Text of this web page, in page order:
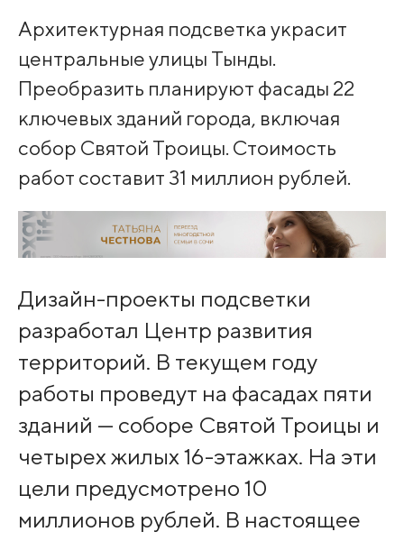
Архитектурная подсветка украсит
центральные улицы Тынды.
Преобразить планируют фасады 22
ключевых зданий города, включая
собор Святой Троицы. Стоимость
работ составит 31 миллион рублей.
Дизайн-проекты подсветки
разработал Центр развития
территорий. В текущем году
работы проведут на фасадах пяти
зданий — соборе Святой Троицы и
четырех жилых 16-этажках. На эти
цели предусмотрено 10
миллионов рублей. В настоящее